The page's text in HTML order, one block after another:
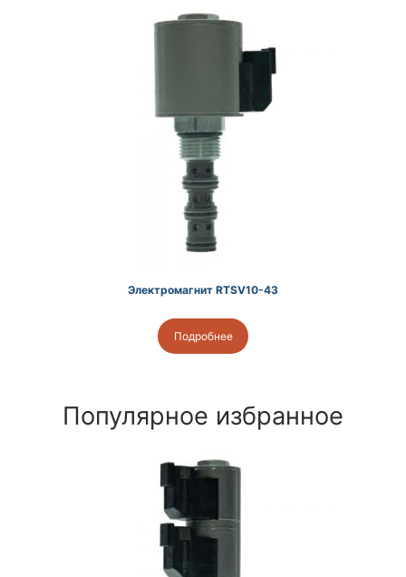
Электромагнит RTSV10-43
Подробнее
Популярное избранное